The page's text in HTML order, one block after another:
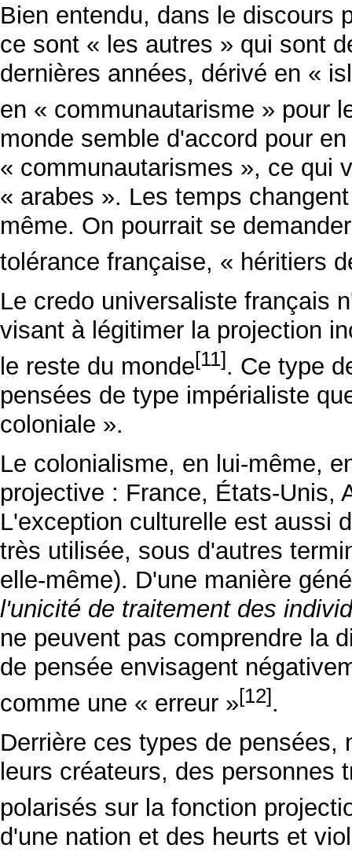
Bien entendu, dans le discours
ce sont « les autres » qui sont
dernières années, dérivé en «
en « communautarisme » pour
monde semble d'accord pour
« communautarismes », ce qui
« arabes ». Les temps
même. On pourrait se
tolérance française, « héritiers
Le credo universaliste français
visant à légitimer la projection
le reste du monde[11]. Ce type
pensées de type impérialiste
coloniale ».
Le colonialisme, en lui-même,
projective : France, États-Unis,
L'exception culturelle est aussi
très utilisée, sous d'autres
elle-même). D'une manière
l'unicité de traitement des
ne peuvent pas comprendre la
de pensée envisagent
comme une « erreur »[12].
Derrière ces types de
leurs créateurs, des personnes
polarisés sur la fonction
d'une nation et des heurts et